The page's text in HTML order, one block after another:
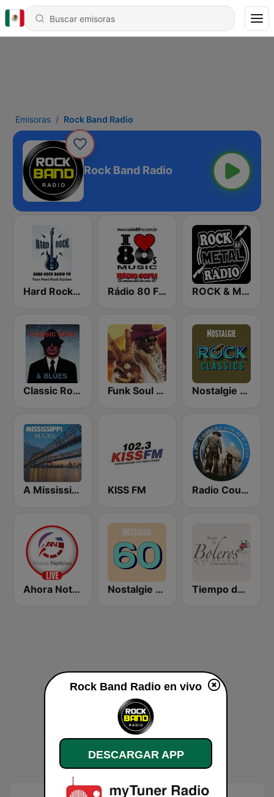
Emisoras Rock Band Radio
Rock Band Radio
Hard Rock Radio FM Rádio 80 FM - Anos 80 ROCK & METAL
Classic Rock & Blues Funk Soul Brother Nostalgie Rock Classics
A Mississippi Blues KISS FM Radio Country Live
Ahora Noticias Radio Nostalgie 60 Tiempo de Boleros
Rock Band Radio en vivo
DESCARGAR APP